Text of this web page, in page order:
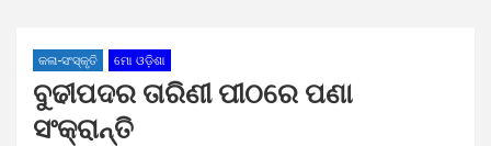
କଳା-ସଂସ୍କୃତି ମୋ ଓଡ଼ିଶା
ବୁଢୀପଦର ତାରିଣୀ ପୀଠରେ ପଣା
ସଂକ୍ରାନ୍ତି